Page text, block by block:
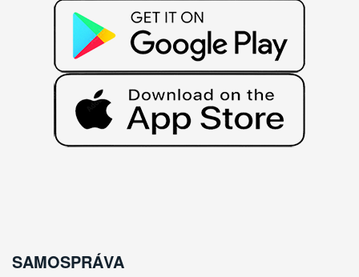
SAMOSPRÁVA